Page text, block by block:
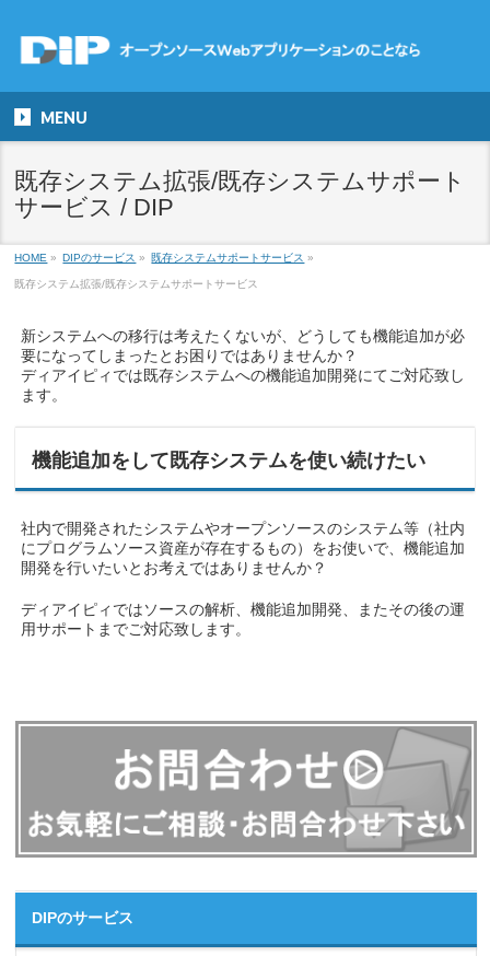
MENU
既存システム拡張/既存システムサポート
サービス / DIP
HOME » DIPのサービス » 既存システムサポートサービス »
既存システム拡張/既存システムサポートサービス
新システムへの移行は考えたくないが、どうしても機能追加が必
要になってしまったとお困りではありませんか？
ディアイピィでは既存システムへの機能追加開発にてご対応致し
ます。
機能追加をして既存システムを使い続けたい
社内で開発されたシステムやオープンソースのシステム等（社内
にプログラムソース資産が存在するもの）をお使いで、機能追加
開発を行いたいとお考えではありませんか？
ディアイピィではソースの解析、機能追加開発、またその後の運
用サポートまでご対応致します。
DIPのサービス